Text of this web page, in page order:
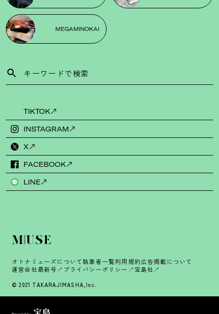
MEGAMINOKAI
TIKTOK
INSTAGRAM
X
FACEBOOK
LINE
オトナミューズについて執筆者一覧利用規約広告掲載について
運営会社最新号 プライバシーポリシー 宝島社
© 2021 TAKARAJIMASHA,Inc.